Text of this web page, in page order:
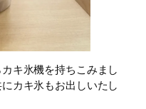
キ氷機を持ちこみまし
カキ氷もお出しいたし